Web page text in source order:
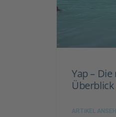
Yap –
Überblick
ARTIKEL